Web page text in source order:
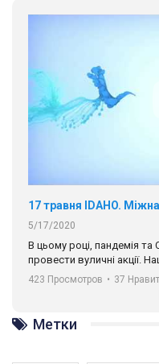
5/17/2020
В цьому році, пандемія та
провести вуличні акції.
навіть коли ми у різних
разом. Ми закликаємо
солідарності,
ГАУ є в 16 областях
Разом наш голос лунає
423 Просмотров • 37
Метки